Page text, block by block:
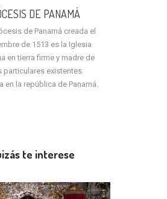
DE PANAMÁ
de Panamá creada el
de 1513 es la Iglesia
en tierra firme y madre de
particulares existentes
en la república de Panamá.
te interese